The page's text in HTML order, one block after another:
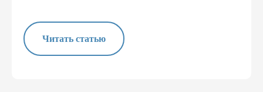
Читать статью